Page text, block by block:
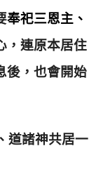
奉祀三恩主、
，連原本居住
後，也會開始
道諸神共居一